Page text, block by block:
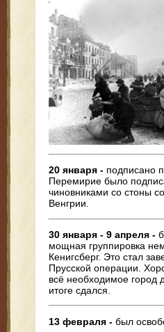
20 января - подписано
Перемирие было
чиновниками со стоны
Венгрии.
30 января - 9 апреля -
мощная группировка
Кенигсберг. Это стал
Прусской операции.
всё необходимое город
итоге сдался.
13 февраля - был